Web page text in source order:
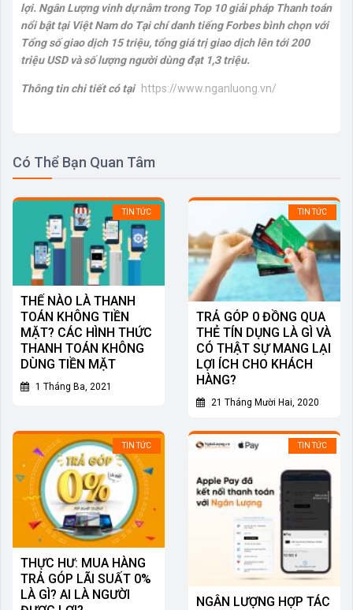
lợi. Ngân Lượng vinh dự nằm trong Top 10 giải pháp Thanh toán
nổi bật tại Việt Nam do Tại chí danh tiếng Forbes bình chọn với
Tổng số giao dịch 15 triệu, tổng giá trị giao dịch lên tới 200
triệu USD và số lượng người dùng đạt 1,3 triệu.
Thông tin chi tiết có tại https://www.nganluong.vn/
Có Thể Bạn Quan Tâm
TIN TỨC
THẾ NÀO LÀ THANH
TOÁN KHÔNG TIỀN
MẶT? CÁC HÌNH THỨC
THANH TOÁN KHÔNG
DÙNG TIỀN MẶT
1 Tháng Ba, 2021
TIN TỨC
TRẢ GÓP 0 ĐỒNG QUA
THẺ TÍN DỤNG LÀ GÌ VÀ
CÓ THẬT SỰ MANG LẠI
LỢI ÍCH CHO KHÁCH
HÀNG?
21 Tháng Mười Hai, 2020
TIN TỨC
THỰC HƯ: MUA HÀNG
TRẢ GÓP LÃI SUẤT 0%
LÀ GÌ? AI LÀ NGƯỜI
TIN TỨC
NGÂN LƯỢNG HỢP TÁC